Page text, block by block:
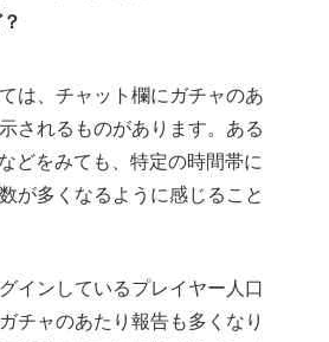
は、チャット欄にガチャのあ
されるものがあります。ある
どをみても、特定の時間帯に
が多くなるように感じること
インしているプレイヤー人口
チャのあたり報告も多くなり